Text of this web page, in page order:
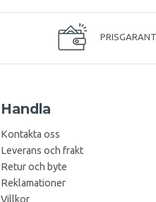
Handla
Kontakta oss
Leverans och frakt
Retur och byte
Reklamationer
Villkor